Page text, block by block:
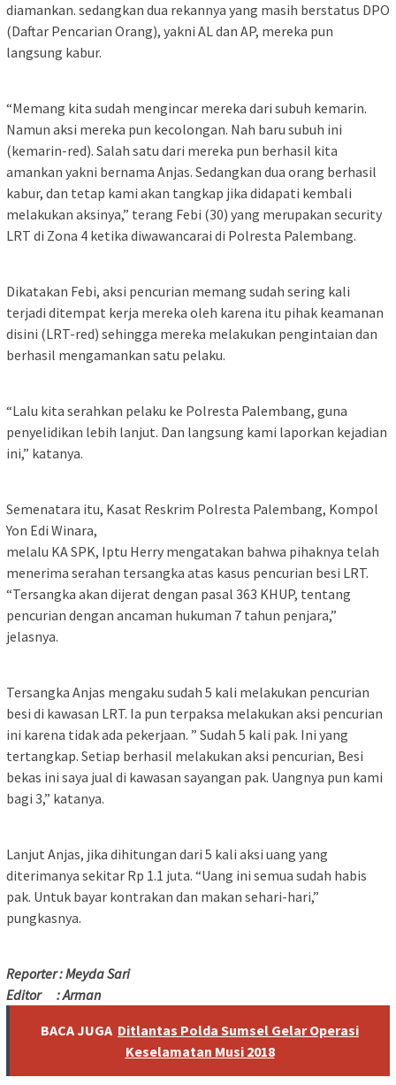
diamankan. sedangkan dua rekannya yang masih berstatus DPO
(Daftar Pencarian Orang), yakni AL dan AP, mereka pun
langsung kabur.
“Memang kita sudah mengincar mereka dari subuh kemarin.
Namun aksi mereka pun kecolongan. Nah baru subuh ini
(kemarin-red). Salah satu dari mereka pun berhasil kita
amankan yakni bernama Anjas. Sedangkan dua orang berhasil
kabur, dan tetap kami akan tangkap jika didapati kembali
melakukan aksinya,” terang Febi (30) yang merupakan security
LRT di Zona 4 ketika diwawancarai di Polresta Palembang.
Dikatakan Febi, aksi pencurian memang sudah sering kali
terjadi ditempat kerja mereka oleh karena itu pihak keamanan
disini (LRT-red) sehingga mereka melakukan pengintaian dan
berhasil mengamankan satu pelaku.
“Lalu kita serahkan pelaku ke Polresta Palembang, guna
penyelidikan lebih lanjut. Dan langsung kami laporkan kejadian
ini,” katanya.
Semenatara itu, Kasat Reskrim Polresta Palembang, Kompol
Yon Edi Winara,
melalu KA SPK, Iptu Herry mengatakan bahwa pihaknya telah
menerima serahan tersangka atas kasus pencurian besi LRT.
“Tersangka akan dijerat dengan pasal 363 KHUP, tentang
pencurian dengan ancaman hukuman 7 tahun penjara,”
jelasnya.
Tersangka Anjas mengaku sudah 5 kali melakukan pencurian
besi di kawasan LRT. Ia pun terpaksa melakukan aksi pencurian
ini karena tidak ada pekerjaan. ” Sudah 5 kali pak. Ini yang
tertangkap. Setiap berhasil melakukan aksi pencurian, Besi
bekas ini saya jual di kawasan sayangan pak. Uangnya pun kami
bagi 3,” katanya.
Lanjut Anjas, jika dihitungan dari 5 kali aksi uang yang
diterimanya sekitar Rp 1.1 juta. “Uang ini semua sudah habis
pak. Untuk bayar kontrakan dan makan sehari-hari,”
pungkasnya.
Reporter : Meyda Sari
Editor : Arman
BACA JUGA Ditlantas Polda Sumsel Gelar Operasi
Keselamatan Musi 2018